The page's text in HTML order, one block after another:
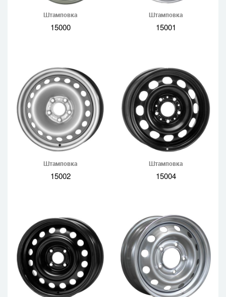
Штамповка
15000
Штамповка
15001
Штамповка
15002
Штамповка
15004